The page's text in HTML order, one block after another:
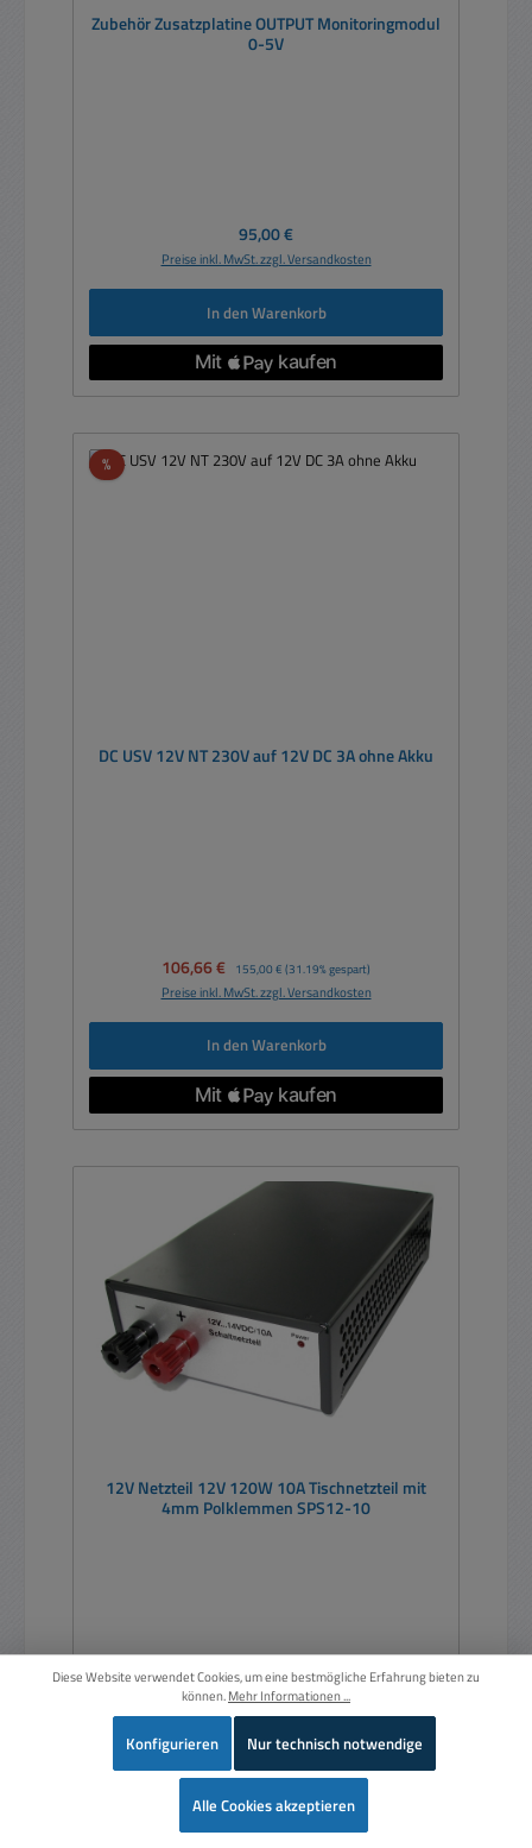
Zubehör Zusatzplatine OUTPUT Monitoringmodul
0-5V
Regulärer Preis:
95,00 €
Preise inkl. MwSt. zzgl. Versandkosten
In den Warenkorb
%Rabatt
DC USV 12V NT 230V auf 12V DC 3A ohne Akku
Verkaufspreis:
106,66 € Regulärer Preis:
155,00 € (31.19% gespart)
Preise inkl. MwSt. zzgl. Versandkosten
In den Warenkorb
12V Netzteil 12V 120W 10A Tischnetzteil mit
4mm Polklemmen SPS12-10
Regulärer Preis:
Ab114,00 €
Preise inkl. MwSt. zzgl. Versandkosten
Details
Diese Website verwendet Cookies, um eine bestmögliche Erfahrung bieten zu
können.Mehr Informationen ...
Nur technisch notwendige
Konfigurieren
Alle Cookies akzeptieren